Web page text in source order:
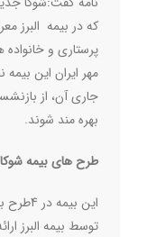
که در بیمه البرز
پرستاری و
مهر ایران این
جاری آن، از
بهره مند شوند.
طرح های بیمه شوکا
توسط بیمه البرز